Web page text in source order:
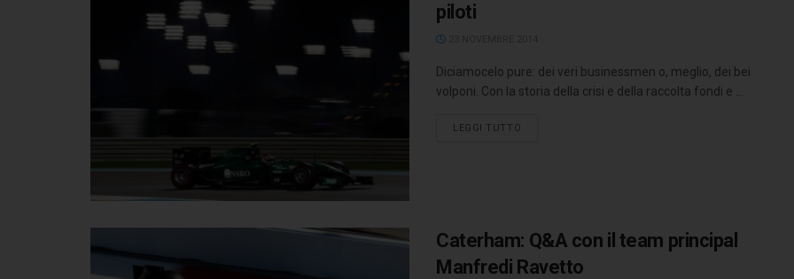
piloti
Diciamocelo pure: dei veri businessmen o, meglio, dei bei
volponi. Con la storia della crisi e della raccolta fondi e ...
LEGGI TUTTO
Caterham: Q&A con il team principal
Manfredi Ravetto